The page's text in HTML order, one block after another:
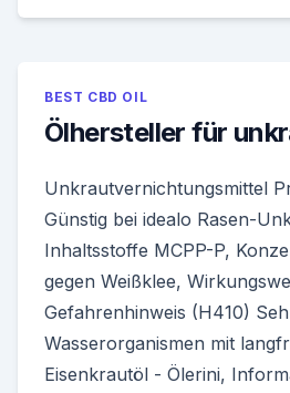
BEST CBD OIL
Ölhersteller für
Unkrautvernichtungsmittel
Günstig bei idealo Rasen-
Inhaltsstoffe MCPP-P,
gegen Weißklee,
Gefahrenhinweis (H410)
Wasserorganismen mit
Eisenkrautöl - Ölerini,